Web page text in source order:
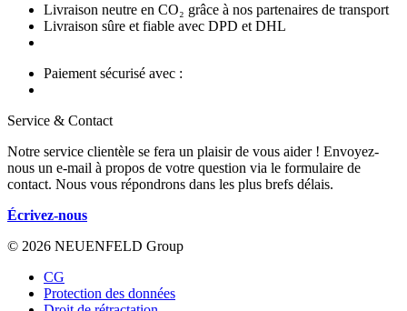
Livraison neutre en CO₂ grâce à nos partenaires de transport
Livraison sûre et fiable avec DPD et DHL
Paiement sécurisé avec :
Service & Contact
Notre service clientèle se fera un plaisir de vous aider ! Envoyez-
nous un e-mail à propos de votre question via le formulaire de
contact. Nous vous répondrons dans les plus brefs délais.
Écrivez-nous
© 2026 NEUENFELD Group
CG
Protection des données